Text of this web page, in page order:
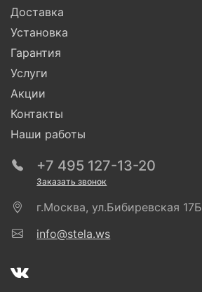
Доставка
Установка
Гарантия
Услуги
Акции
Контакты
Наши работы
+7 495 127-13-20
Заказать звонок
г.Москва, ул.Бибиревская 17Б
info@stela.ws